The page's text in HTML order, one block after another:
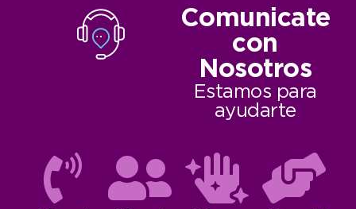
Comunicate
con
Nosotros
Estamos para
ayudarte